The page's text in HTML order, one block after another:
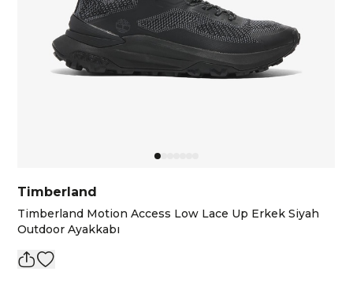
Timberland
Timberland Motion Access Low Lace Up Erkek Siyah
Outdoor Ayakkabı